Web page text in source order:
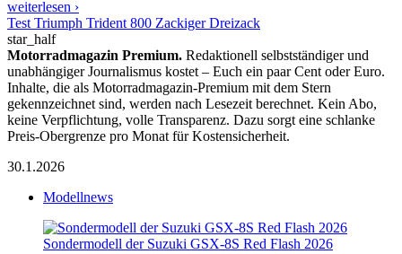
weiterlesen ›
Test Triumph Trident 800 Zackiger Dreizack
star_half
Motorradmagazin Premium. Redaktionell selbstständiger und
unabhängiger Journalismus kostet – Euch ein paar Cent oder Euro.
Inhalte, die als Motorradmagazin-Premium mit dem Stern
gekennzeichnet sind, werden nach Lesezeit berechnet. Kein Abo,
keine Verpflichtung, volle Transparenz. Dazu sorgt eine schlanke
Preis-Obergrenze pro Monat für Kostensicherheit.
30.1.2026
Modellnews
Sondermodell der Suzuki GSX-8S Red Flash 2026